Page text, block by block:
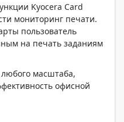
Kyocera Card
мониторинг печати.
пользователь
на печать заданиям
масштаба,
офисной